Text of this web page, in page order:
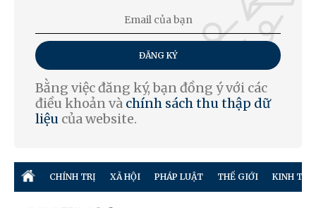
ĐĂNG KÝ
Bằng việc đăng ký, bạn đồng ý với các
điều khoản và chính sách thu thập dữ
liệu của website.
CHÍNH TRỊ XÃ HỘI PHÁP LUẬT THẾ GIỚI KINH TẾ